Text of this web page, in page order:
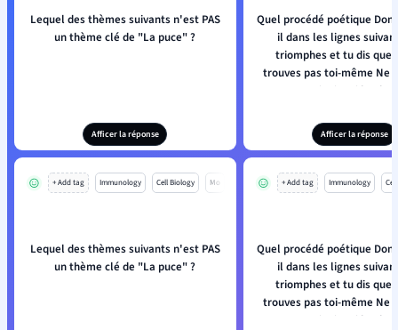
Lequel des thèmes suivants n'est PAS
un thème clé de "La puce" ?
Afficer la réponse
Quel procédé poétique
il dans les lignes
triomphes et tu dis que
trouves pas toi-même Ne trouve pas
ton moi, ni moi le
Afficer la réponse
+ Add tag Immunology Cell Biology Mo
Lequel des thèmes suivants n'est PAS
un thème clé de "La puce" ?
+ Add tag Immunology
Quel procédé poétique
il dans les lignes
triomphes et tu dis que
trouves pas toi-même Ne trouve pas
ton moi, ni moi le